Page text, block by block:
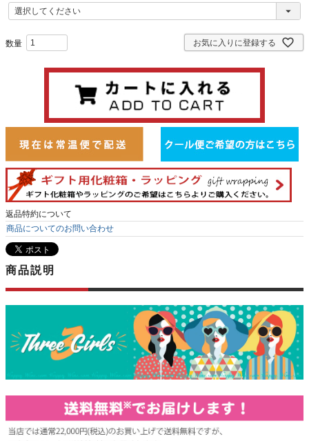
(
必
お気に入りに登録する
返品特約について
商品についてのお問い合わせ
商品説明